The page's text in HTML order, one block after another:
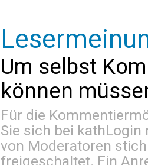
Um selbst
können
Für die
Sie sich bei kathLogin
von Moderatoren
freigeschaltet. Ein